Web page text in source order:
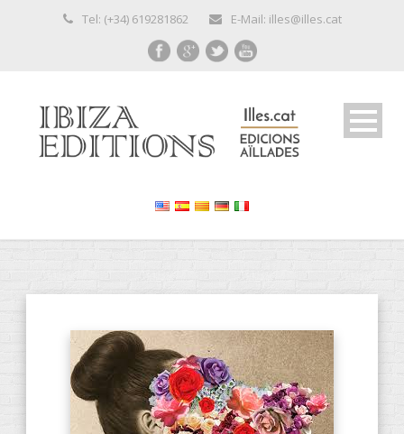
Tel: (+34) 619281862 E-Mail: illes@illes.cat